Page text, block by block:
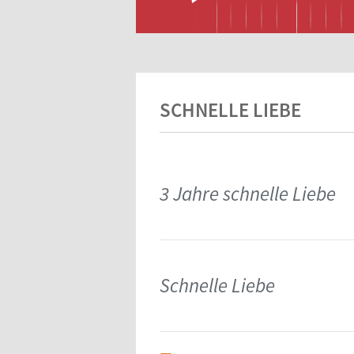
SCHNELLE LIEBE
3 Jahre schnelle Liebe
Schnelle Liebe